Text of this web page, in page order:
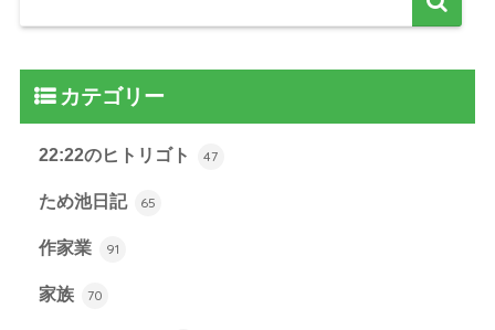
カテゴリー
22:22のヒトリゴト 47
ため池日記 65
作家業 91
家族 70